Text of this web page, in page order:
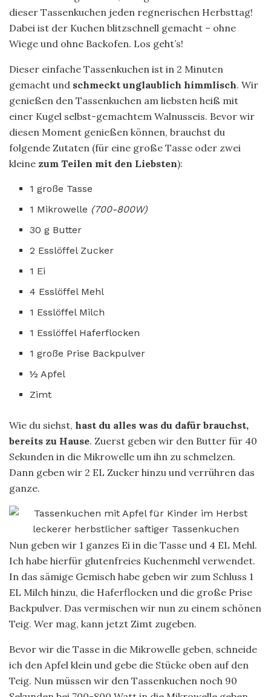
dieser Tassenkuchen jeden regnerischen Herbsttag!
Dabei ist der Kuchen blitzschnell gemacht – ohne
Wiege und ohne Backofen. Los geht’s!
Dieser einfache Tassenkuchen ist in 2 Minuten
gemacht und schmeckt unglaublich himmlisch. Wir
genießen den Tassenkuchen am liebsten heiß mit
einer Kugel selbst-gemachtem Walnusseis. Bevor wir
diesen Moment genießen können, brauchst du
folgende Zutaten (für eine große Tasse oder zwei
kleine zum Teilen mit den Liebsten):
1 große Tasse
1 Mikrowelle (700-800W)
30 g Butter
2 Esslöffel Zucker
1 Ei
4 Esslöffel Mehl
1 Esslöffel Milch
1 Esslöffel Haferflocken
1 große Prise Backpulver
½ Apfel
Zimt
Wie du siehst, hast du alles was du dafür brauchst,
bereits zu Hause. Zuerst geben wir den Butter für 40
Sekunden in die Mikrowelle um ihn zu schmelzen.
Dann geben wir 2 EL Zucker hinzu und verrühren das
ganze.
Nun geben wir 1 ganzes Ei in die Tasse und 4 EL Mehl.
Ich habe hierfür glutenfreies Kuchenmehl verwendet.
In das sämige Gemisch habe geben wir zum Schluss 1
EL Milch hinzu, die Haferflocken und die große Prise
Backpulver. Das vermischen wir nun zu einem schönen
Teig. Wer mag, kann jetzt Zimt zugeben.
Bevor wir die Tasse in die Mikrowelle geben, schneide
ich den Apfel klein und gebe die Stücke oben auf den
Teig. Nun müssen wir den Tassenkuchen noch 90